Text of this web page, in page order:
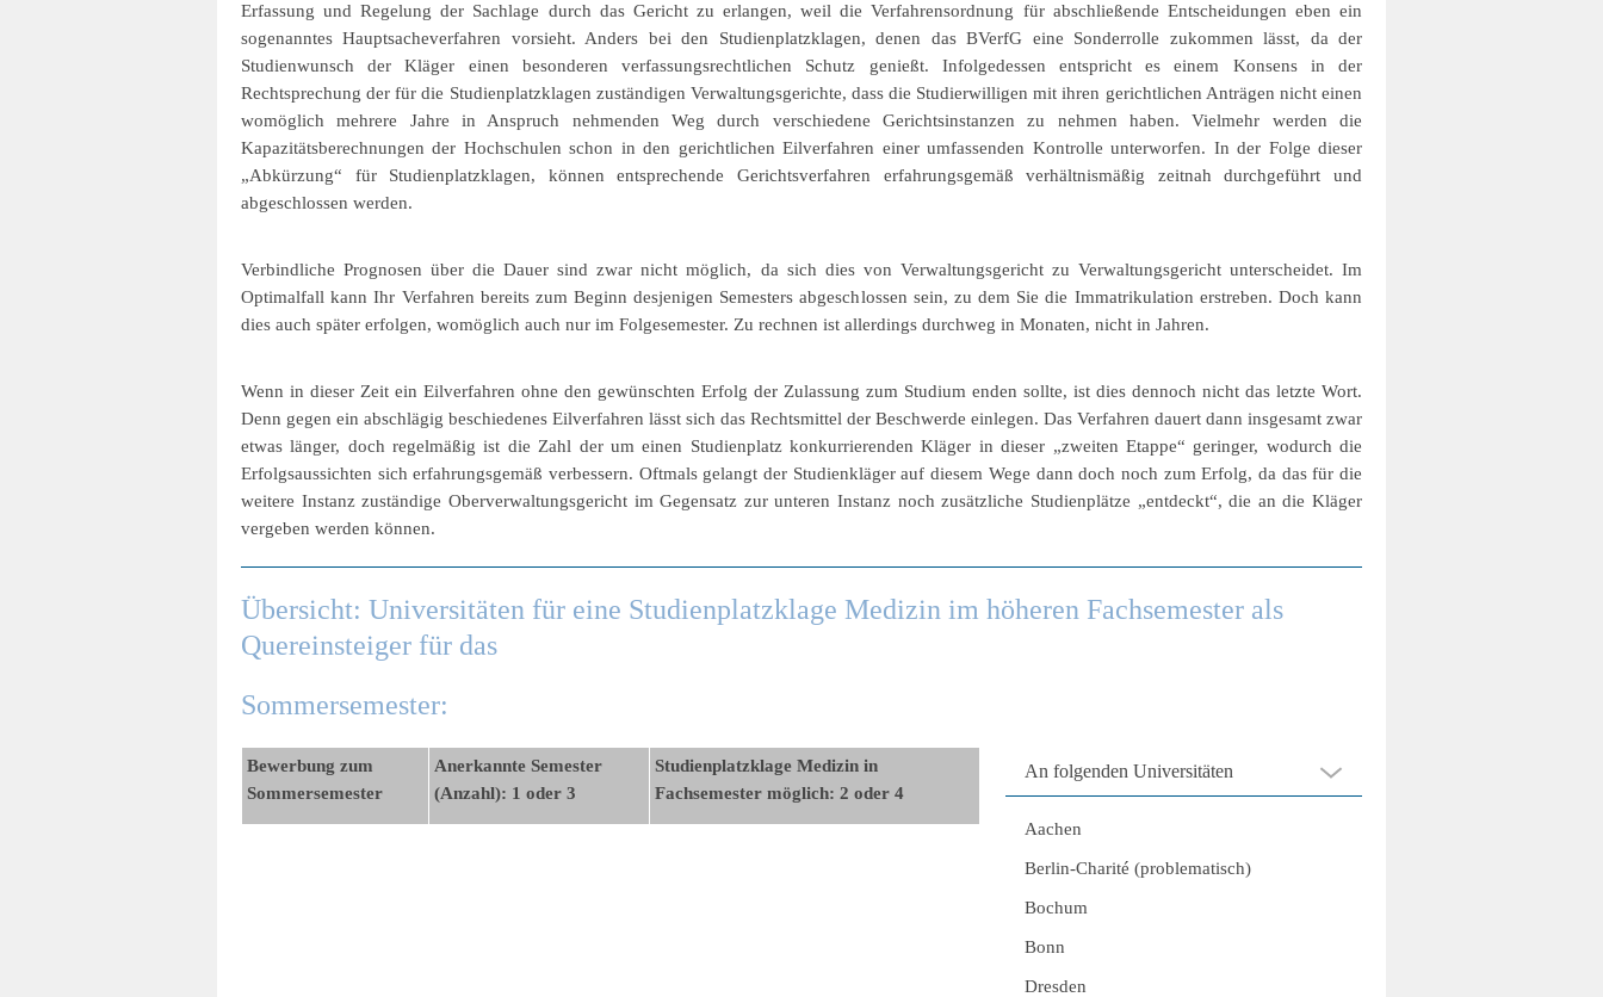
Erfassung und Regelung der Sachlage durch das Gericht zu erlangen, weil die Verfahrensordnung für abschließende Entscheidungen eben ein
sogenanntes Hauptsacheverfahren vorsieht. Anders bei den Studienplatzklagen, denen das BVerfG eine Sonderrolle zukommen lässt, da der
Studienwunsch der Kläger einen besonderen verfassungsrechtlichen Schutz genießt. Infolgedessen entspricht es einem Konsens in der
Rechtsprechung der für die Studienplatzklagen zuständigen Verwaltungsgerichte, dass die Studierwilligen mit ihren gerichtlichen Anträgen nicht einen
womöglich mehrere Jahre in Anspruch nehmenden Weg durch verschiedene Gerichtsinstanzen zu nehmen haben. Vielmehr werden die
Kapazitätsberechnungen der Hochschulen schon in den gerichtlichen Eilverfahren einer umfassenden Kontrolle unterworfen. In der Folge dieser
„Abkürzung“ für Studienplatzklagen, können entsprechende Gerichtsverfahren erfahrungsgemäß verhältnismäßig zeitnah durchgeführt und
abgeschlossen werden.
Verbindliche Prognosen über die Dauer sind zwar nicht möglich, da sich dies von Verwaltungsgericht zu Verwaltungsgericht unterscheidet. Im
Optimalfall kann Ihr Verfahren bereits zum Beginn desjenigen Semesters abgeschlossen sein, zu dem Sie die Immatrikulation erstreben. Doch kann
dies auch später erfolgen, womöglich auch nur im Folgesemester. Zu rechnen ist allerdings durchweg in Monaten, nicht in Jahren.
Wenn in dieser Zeit ein Eilverfahren ohne den gewünschten Erfolg der Zulassung zum Studium enden sollte, ist dies dennoch nicht das letzte Wort.
Denn gegen ein abschlägig beschiedenes Eilverfahren lässt sich das Rechtsmittel der Beschwerde einlegen. Das Verfahren dauert dann insgesamt zwar
etwas länger, doch regelmäßig ist die Zahl der um einen Studienplatz konkurrierenden Kläger in dieser „zweiten Etappe“ geringer, wodurch die
Erfolgsaussichten sich erfahrungsgemäß verbessern. Oftmals gelangt der Studienkläger auf diesem Wege dann doch noch zum Erfolg, da das für die
weitere Instanz zuständige Oberverwaltungsgericht im Gegensatz zur unteren Instanz noch zusätzliche Studienplätze „entdeckt“, die an die Kläger
vergeben werden können.
Übersicht: Universitäten für eine Studienplatzklage Medizin im höheren Fachsemester als
Quereinsteiger für das
Sommersemester:
Bewerbung zum
Sommersemester
Anerkannte Semester
(Anzahl): 1 oder 3
Studienplatzklage Medizin in
Fachsemester möglich: 2 oder 4
An folgenden Universitäten
Aachen
Berlin-Charité (problematisch)
Bochum
Bonn
Dresden